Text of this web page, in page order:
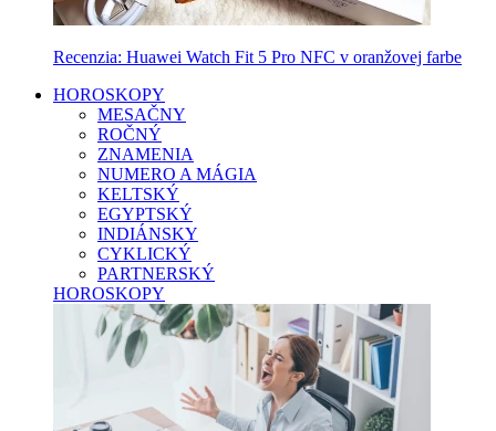
Recenzia: Huawei Watch Fit 5 Pro NFC v oranžovej farbe
HOROSKOPY
MESAČNY
ROČNÝ
ZNAMENIA
NUMERO A MÁGIA
KELTSKÝ
EGYPTSKÝ
INDIÁNSKY
CYKLICKÝ
PARTNERSKÝ
HOROSKOPY